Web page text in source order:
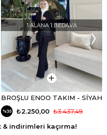
1 ALANA 1 BEDAVA
BROŞLU ENOO TAKIM - SİYAH
%35 ₺2.250,00 ₺3.437,49
& indirimleri kaçırma!